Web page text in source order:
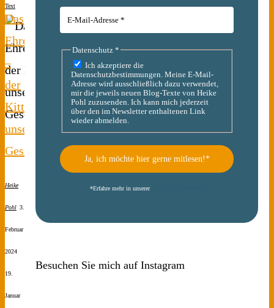
Text
Das
Ehrenamt
–
der
Kitt
unserer
Gesellschaft
Heike
Pohl 3.
Februar
2024
19.
Januar
Datenschutz *
Ich akzeptiere die
Datenschutzbestimmungen. Meine E-Mail-
Adresse wird ausschließlich dazu verwendet,
mir die jeweils neuen Blog-Texte von Heike
Pohl zuzusenden. Ich kann mich jederzeit
über den im Newsletter enthaltenen Link
wieder abmelden.
*Erfahre mehr in unserer
Besuchen Sie mich auf Instagram